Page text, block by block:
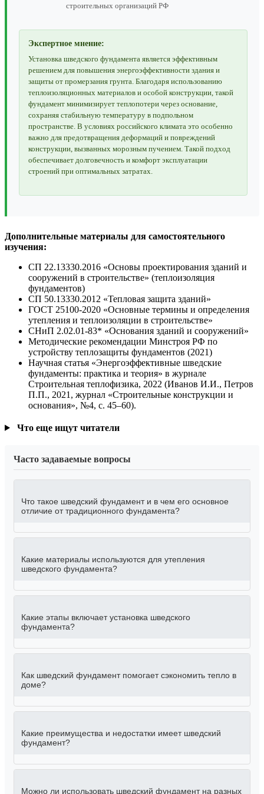
строительных организаций РФ
Экспертное мнение:
Установка шведского фундамента является эффективным
решением для повышения энергоэффективности здания и
защиты от промерзания грунта. Благодаря использованию
теплоизоляционных материалов и особой конструкции, такой
фундамент минимизирует теплопотери через основание,
сохраняя стабильную температуру в подпольном
пространстве. В условиях российского климата это особенно
важно для предотвращения деформаций и повреждений
конструкции, вызванных морозным пучением. Такой подход
обеспечивает долговечность и комфорт эксплуатации
строений при оптимальных затратах.
Дополнительные материалы для самостоятельного
изучения:
СП 22.13330.2016 «Основы проектирования зданий и
сооружений в строительстве» (теплоизоляция
фундаментов)
СП 50.13330.2012 «Тепловая защита зданий»
ГОСТ 25100-2020 «Основные термины и определения
утепления и теплоизоляции в строительстве»
СНиП 2.02.01-83* «Основания зданий и сооружений»
Методические рекомендации Минстроя РФ по
устройству теплозащиты фундаментов (2021)
Научная статья «Энергоэффективные шведские
фундаменты: практика и теория» в журнале
Строительная теплофизика, 2022 (Иванов И.И., Петров
П.П., 2021, журнал «Строительные конструкции и
основания», №4, с. 45–60).
Что еще ищут читатели
Часто задаваемые вопросы
Что такое шведский фундамент и в чем его основное
отличие от традиционного фундамента?
Какие материалы используются для утепления
шведского фундамента?
Какие этапы включает установка шведского
фундамента?
Как шведский фундамент помогает сэкономить тепло в
доме?
Какие преимущества и недостатки имеет шведский
фундамент?
Можно ли использовать шведский фундамент на разных